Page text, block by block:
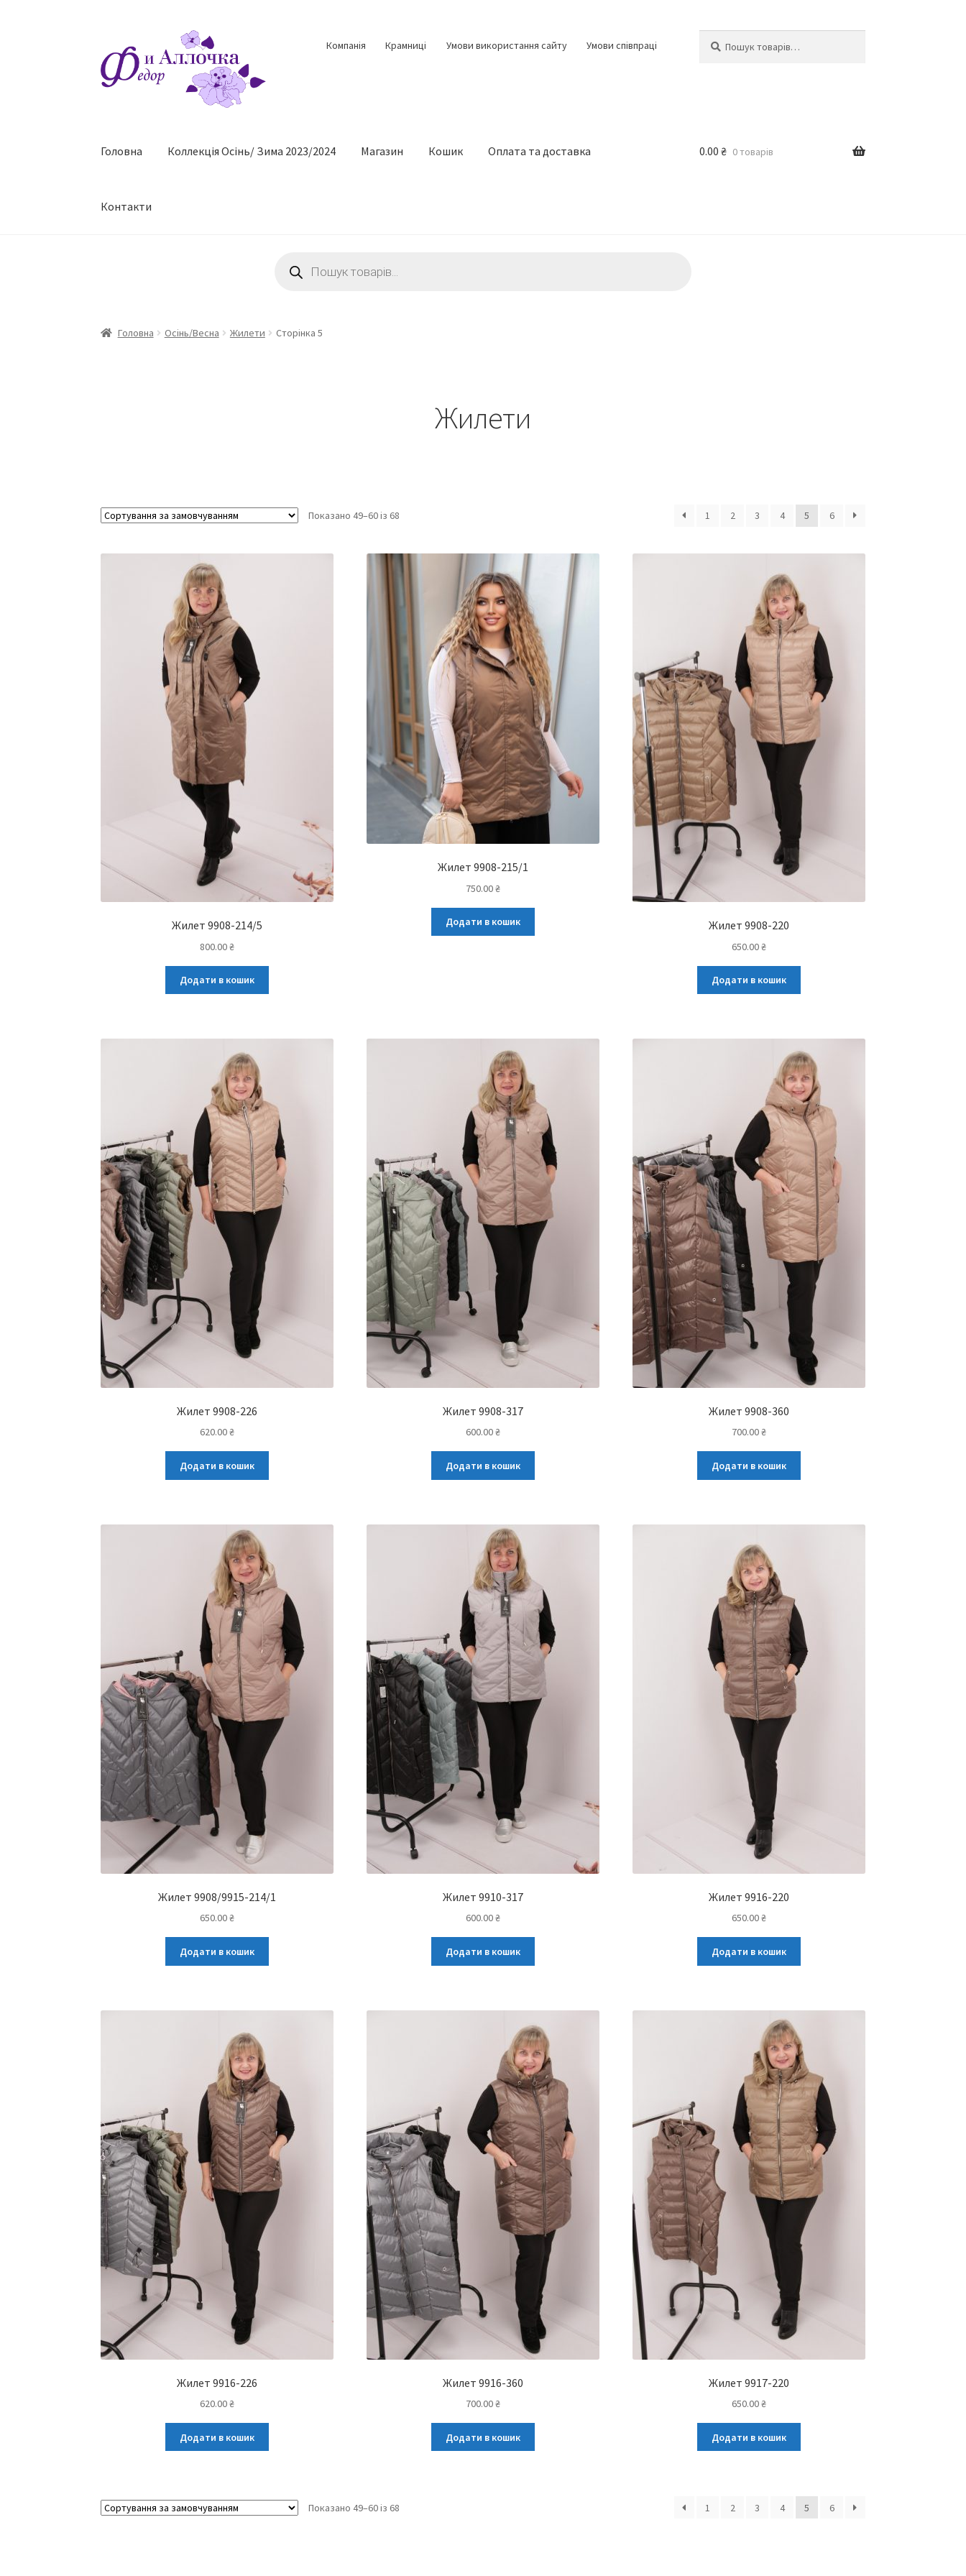
до
навігації
до
контенту
Компанія Крамниці Умови використання сайту Умови співпраці
Головна Коллекцiя Осінь/ Зима 2023/2024 Магазин Кошик Оплата та доставка
Контакти
0.00 ₴ 0 товарів
товарів
Головна Осінь/Весна Жилети Сторінка 5
Жилети
Показано 49–60 із 68 1 2 3 4 5 6
Жилет 9908-214/5
800.00₴
Додати в кошик
Жилет 9908-215/1
750.00₴
Додати в кошик Жилет 9908-220
650.00₴
Додати в кошик
Жилет 9908-226
620.00₴
Додати в кошик
Жилет 9908-317
600.00₴
Додати в кошик
Жилет 9908-360
700.00₴
Додати в кошик
Жилет 9908/9915-214/1
650.00₴
Додати в кошик
Жилет 9910-317
600.00₴
Додати в кошик
Жилет 9916-220
650.00₴
Додати в кошик
Жилет 9916-226
620.00₴
Додати в кошик
Жилет 9916-360
700.00₴
Додати в кошик
Жилет 9917-220
650.00₴
Додати в кошик
Показано 49–60 із 68 1 2 3 4 5 6